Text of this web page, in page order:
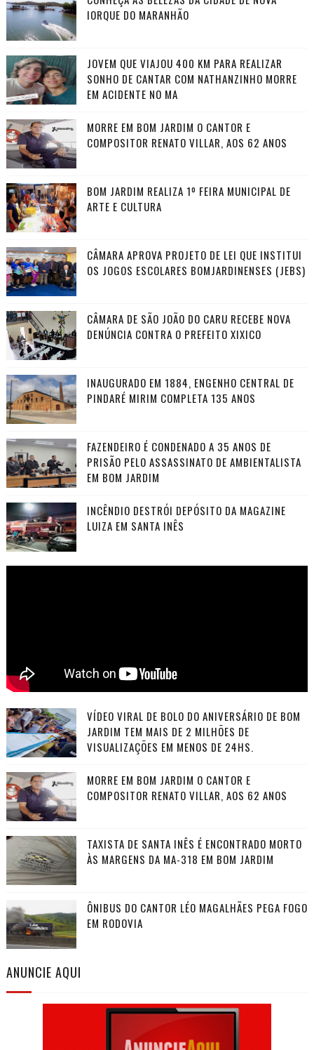
IORQUE DO MARANHÃO
JOVEM QUE VIAJOU 400 KM PARA REALIZAR
SONHO DE CANTAR COM NATHANZINHO MORRE
EM ACIDENTE NO MA
MORRE EM BOM JARDIM O CANTOR E
COMPOSITOR RENATO VILLAR, AOS 62 ANOS
BOM JARDIM REALIZA 1º FEIRA MUNICIPAL DE
ARTE E CULTURA
CÂMARA APROVA PROJETO DE LEI QUE INSTITUI
OS JOGOS ESCOLARES BOMJARDINENSES (JEBS)
CÂMARA DE SÃO JOÃO DO CARU RECEBE NOVA
DENÚNCIA CONTRA O PREFEITO XIXICO
INAUGURADO EM 1884, ENGENHO CENTRAL DE
PINDARÉ MIRIM COMPLETA 135 ANOS
FAZENDEIRO É CONDENADO A 35 ANOS DE
PRISÃO PELO ASSASSINATO DE AMBIENTALISTA
EM BOM JARDIM
INCÊNDIO DESTRÓI DEPÓSITO DA MAGAZINE
LUIZA EM SANTA INÊS
VÍDEO VIRAL DE BOLO DO ANIVERSÁRIO DE BOM
JARDIM TEM MAIS DE 2 MILHÕES DE
VISUALIZAÇÕES EM MENOS DE 24HS.
MORRE EM BOM JARDIM O CANTOR E
COMPOSITOR RENATO VILLAR, AOS 62 ANOS
TAXISTA DE SANTA INÊS É ENCONTRADO MORTO
ÀS MARGENS DA MA-318 EM BOM JARDIM
ÔNIBUS DO CANTOR LÉO MAGALHÃES PEGA FOGO
EM RODOVIA
ANUNCIE AQUI